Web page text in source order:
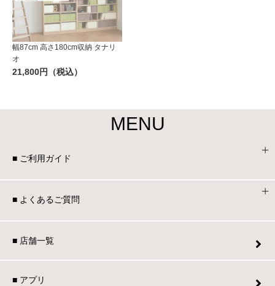
幅87cm 高さ180cm収納 タナリ
オ
21,800円（税込）
MENU
■ ご利用ガイド
■ よくあるご質問
■ 店舗一覧
■ アプリ